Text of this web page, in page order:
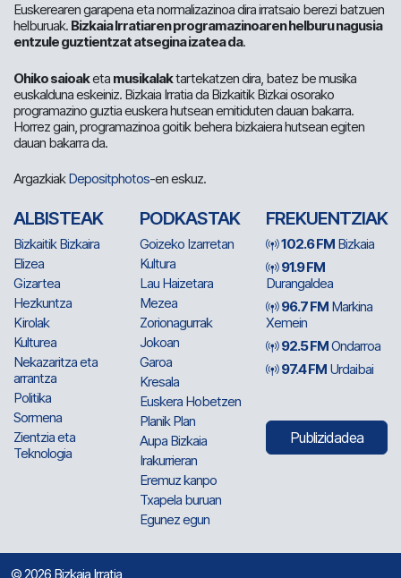
Euskerearen garapena eta normalizazinoa dira irratsaio berezi batzuen
helburuak. Bizkaia Irratiaren programazinoaren helburu nagusia
entzule guztientzat atsegina izatea da.
Ohiko saioaketa musikalaktartekatzen dira, batez be musika
euskalduna eskeiniz. Bizkaia Irratia da Bizkaitik Bizkai osorako
programazino guztia euskera hutsean emitiduten dauan bakarra.
Horrez gain, programazinoa goitik behera bizkaiera hutsean egiten
dauan bakarra da.
ArgazkiakDepositphotos-en eskuz.
ALBISTEAK
Bizkaitik Bizkaira
Elizea
Gizartea
Hezkuntza
Kirolak
Kulturea
Nekazaritza eta
arrantza
Politika
Sormena
Zientzia eta
Teknologia
PODKASTAK
Goizeko Izarretan
Kultura
Lau Haizetara
Mezea
Zorionagurrak
Jokoan
Garoa
Kresala
Euskera Hobetzen
Planik Plan
Aupa Bizkaia
Irakurrieran
Eremuz kanpo
Txapela buruan
Egunez egun
FREKUENTZIAK
102.6 FM Bizkaia
91.9 FM
Durangaldea
96.7 FM Markina
Xemein
92.5 FMOndarroa
97.4 FM Urdaibai
Publizidadea
© 2026 Bizkaia Irratia